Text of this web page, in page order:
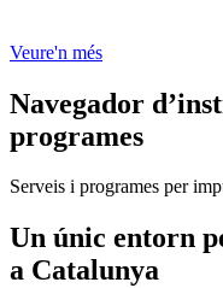
Veure'n més
Navegador
programes
Serveis i programes per
Un únic entorn
a Catalunya